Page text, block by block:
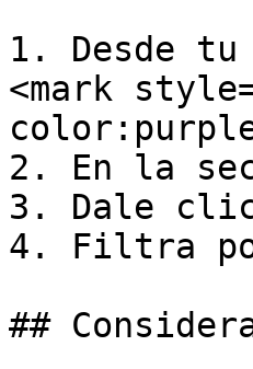
1. Desde
<mark
2. En la
3. Dale
4. Filtra
##